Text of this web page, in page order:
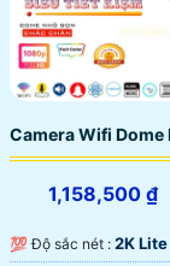
Camera Wifi Dome
1,158,500 ₫
💯 Độ sắc nét : 2K Lite